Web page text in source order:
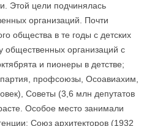
Этой цели подчинялась
организаций. Почти
общества в те годы с детских
общественных организаций с
и пионеры в детстве;
профсоюзы, Осоавиахим,
Советы (3,6 млн депутатов
Особое место занимали
Союз архитекторов (1932